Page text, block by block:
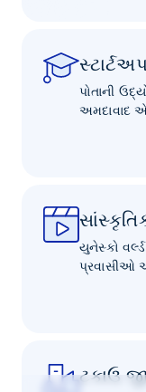
પોતાની
અમદાવાદ
યુનેસ્કો
પ્રવાસીઓ
ટકાઉ